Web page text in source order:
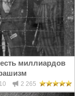
миллиардов
2 265